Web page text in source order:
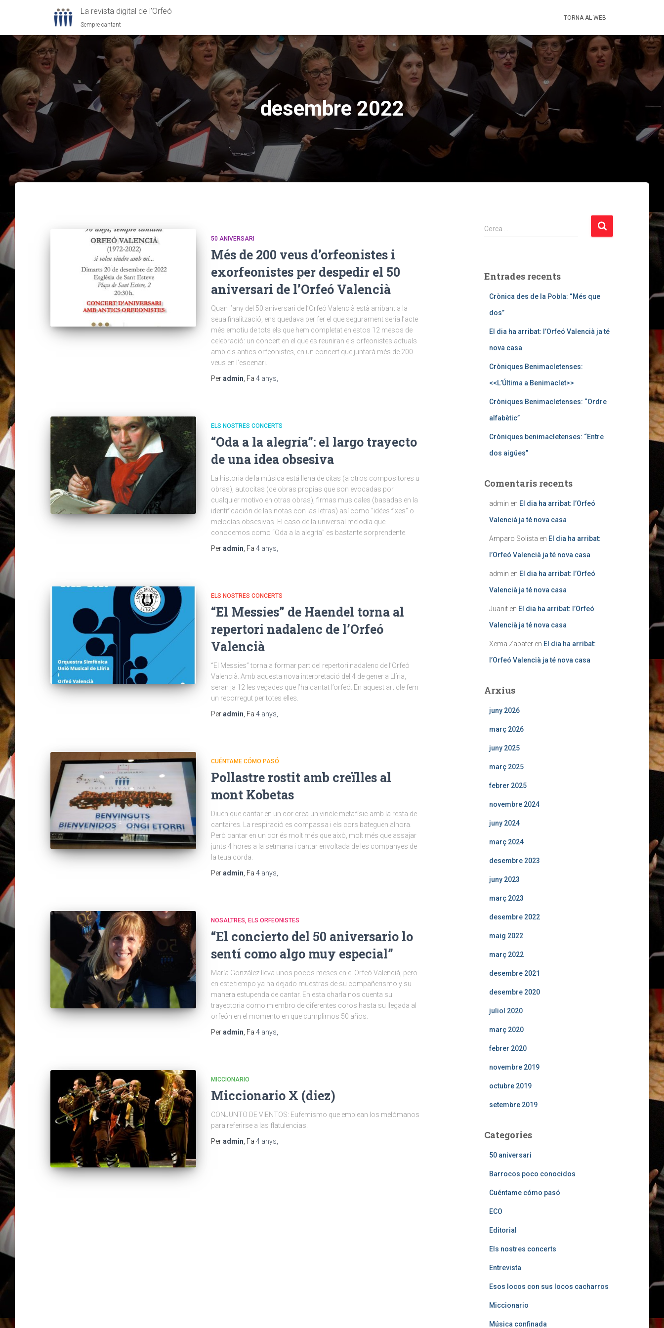
La revista digital de l'Orfeó
Sempre cantant
TORNA AL WEB
desembre 2022
50 ANIVERSARI
Més de 200 veus d’orfeonistes i
exorfeonistes per despedir el 50
aniversari de l’Orfeó Valencià
Quan l’any del 50 aniversari de l’Orfeó Valencià està arribant a la
seua finalització, ens quedava per fer el que segurament seria l’acte
més emotiu de tots els que hem completat en estos 12 mesos de
celebració: un concert en el que es reuniran els orfeonistes actuals
amb els antics orfeonistes, en un concert que juntarà més de 200
veus en l’escenari.
Peradmin , Fa 4 anys
ELS NOSTRES CONCERTS
“Oda a la alegría”: el largo trayecto
de una idea obsesiva
La historia de la música está llena de citas (a otros compositores u
obras), autocitas (de obras propias que son evocadas por
cualquier motivo en otras obras), firmas musicales (basadas en la
identificación de las notas con las letras) así como “idées fixes” o
melodías obsesivas. El caso de la universal melodía que
conocemos como “Oda a la alegría” es bastante sorprendente.
Peradmin , Fa 4 anys
ELS NOSTRES CONCERTS
“El Messies” de Haendel torna al
repertori nadalenc de l’Orfeó
Valencià
“El Messies” torna a formar part del repertori nadalenc de l’Orfeó
Valencià. Amb aquesta nova interpretació del 4 de gener a Llíria,
seran ja 12 les vegades que l’ha cantat l’orfeó. En aquest article fem
un recorregut per totes elles.
Peradmin , Fa 4 anys
CUÉNTAME CÓMO PASÓ
Pollastre rostit amb creïlles al
mont Kobetas
Diuen que cantar en un cor crea un vincle metafísic amb la resta de
cantaires. La respiració es compassa i els cors bateguen alhora.
Però cantar en un cor és molt més que això, molt més que assajar
junts 4 hores a la setmana i cantar envoltada de les companyes de
la teua corda.
Peradmin , Fa 4 anys
NOSALTRES, ELS ORFEONISTES
“El concierto del 50 aniversario lo
sentí como algo muy especial”
María González lleva unos pocos meses en el Orfeó Valencià, pero
en este tiempo ya ha dejado muestras de su compañerismo y su
manera estupenda de cantar. En esta charla nos cuenta su
trayectoria como miembro de diferentes coros hasta su llegada al
orfeón en el momento en que cumplimos 50 años.
Peradmin , Fa 4 anys
MICCIONARIO
Miccionario X (diez)
CONJUNTO DE VIENTOS: Eufemismo que emplean los melómanos
para referirse a las flatulencias.
Peradmin , Fa 4 anys
C
e
:
Cerca …
Entrades recents
Crònica des de la Pobla: “Més que
dos”
El dia ha arribat: l’Orfeó Valencià ja té
nova casa
Cròniques Benimacletenses:
<<L’Última a Benimaclet>>
Cròniques Benimacletenses: “Ordre
alfabètic”
Cròniques benimacletenses: “Entre
dos aigües”
Comentaris recents
admin en El dia ha arribat: l’Orfeó
Valencià ja té nova casa
Amparo Solista en El dia ha arribat:
l’Orfeó Valencià ja té nova casa
admin en El dia ha arribat: l’Orfeó
Valencià ja té nova casa
Juaniten El dia ha arribat: l’Orfeó
Valencià ja té nova casa
Xema Zapateren El dia ha arribat:
l’Orfeó Valencià ja té nova casa
Arxius
juny 2026
març 2026
juny 2025
març 2025
febrer 2025
novembre 2024
juny 2024
març 2024
desembre 2023
juny 2023
març 2023
desembre 2022
maig 2022
març 2022
desembre 2021
desembre 2020
juliol 2020
març 2020
febrer 2020
novembre 2019
octubre 2019
setembre 2019
Categories
50 aniversari
Barrocos poco conocidos
Cuéntame cómo pasó
ECO
Editorial
Els nostres concerts
Entrevista
Esos locos con sus locos cacharros
Miccionario
Música confinada